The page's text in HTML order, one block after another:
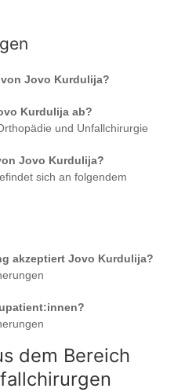
Jovo Kurdulija?
Kurdulija ab?
und Unfallchirurgie
Jovo Kurdulija?
sich an folgendem
akzeptiert Jovo Kurdulija?
dem Bereich